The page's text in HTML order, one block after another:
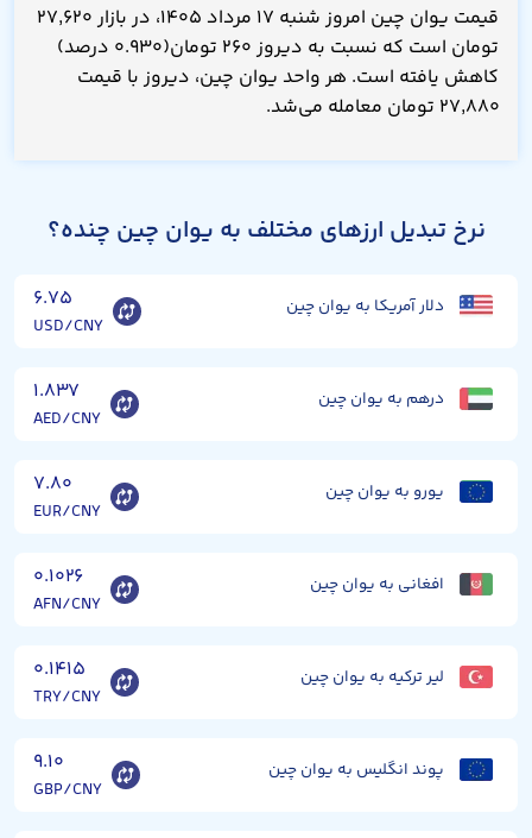
قیمت یوان چین امروز شنبه ۱۷ مرداد ۱۴۰۵، در بازار ۲۷,۶۲۰
تومان است که نسبت به دیروز ۲۶۰ تومان(۰.۹۳۰ درصد)
کاهش یافته است. هر واحد یوان چین، دیروز با قیمت
۲۷,۸۸۰ تومان معامله می‌شد.
نرخ تبدیل ارزهای مختلف به یوان چین چنده؟
دلار آمریکا به یوان چین ۶.۷۵
USD/CNY
درهم به یوان چین ۱.۸۳۷
AED/CNY
یورو به یوان چین ۷.۸۰
EUR/CNY
افغانی به یوان چین ۰.۱۰۲۶
AFN/CNY
لیر ترکیه به یوان چین ۰.۱۴۱۵
TRY/CNY
پوند انگلیس به یوان چین ۹.۱۰
GBP/CNY